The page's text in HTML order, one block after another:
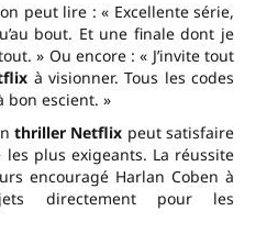
peut lire : « Excellente série,
bout. Et une finale dont je
» Ou encore : « J’invite tout
à visionner. Tous les codes
bon escient. »
thriller Netflix peut satisfaire
plus exigeants. La réussite
encouragé Harlan Coben à
directement pour les